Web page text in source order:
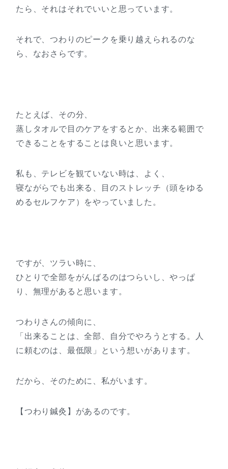
たら、それはそれでいいと思っています。
それで、つわりのピークを乗り越えられるのな
ら、なおさらです。
たとえば、その分、
蒸しタオルで目のケアをするとか、出来る範囲で
できることをすることは良いと思います。
私も、テレビを観ていない時は、よく、
寝ながらでも出来る、目のストレッチ（頭をゆる
めるセルフケア）をやっていました。
ですが、ツラい時に、
ひとりで全部をがんばるのはつらいし、やっぱ
り、無理があると思います。
つわりさんの傾向に、
「出来ることは、全部、自分でやろうとする。人
に頼むのは、最低限」という想いがあります。
だから、そのために、私がいます。
【つわり鍼灸】があるのです。